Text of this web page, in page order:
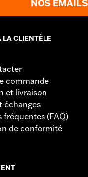
NOS EMAILS
LA CLIENTÈLE
commande
et livraison
échanges
fréquentes (FAQ)
de conformité